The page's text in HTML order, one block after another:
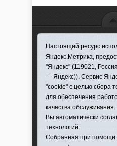
использовании
Информационная лента
поддержке
Регистрационный
от 10.06. 2016 г. выдано
надзору в сфере связи,
технологий и массовых
Учредитель
некоммерческая
издательский центр
Настоящий ресурс
Яндекс.Метрика,
"Яндекс" (119021,
— Яндекс)). Сервис
"cookie" с целью сбора
для обеспечения
качества
Вы автоматически
технологий.
Собранная при